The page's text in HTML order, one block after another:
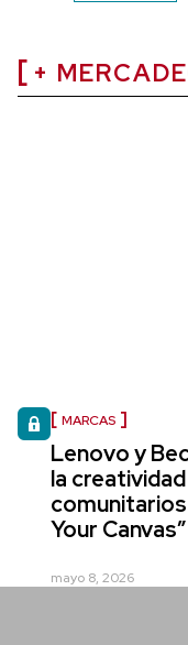
+
MARCAS
Lenovo y
la
comunitarios
Your Canvas”
mayo 8, 2026